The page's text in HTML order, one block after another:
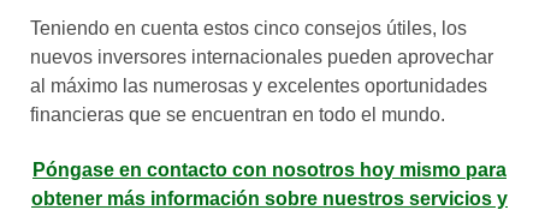
Teniendo en cuenta estos cinco consejos útiles, los
nuevos inversores internacionales pueden aprovechar
al máximo las numerosas y excelentes oportunidades
financieras que se encuentran en todo el mundo.
Póngase en contacto con nosotros hoy mismo para
obtener más información sobre nuestros servicios y